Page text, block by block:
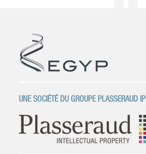
UNE SOCIÉTÉ DU GROUPE PLASSERAUD IP